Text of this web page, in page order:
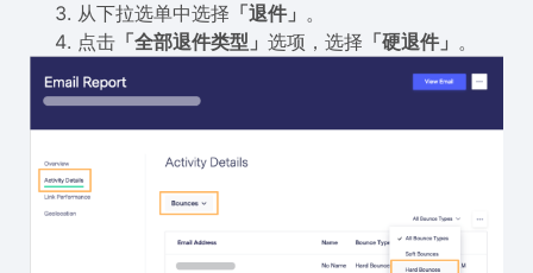
从下拉选单中选择 「退件」 。
点击 「全部退件类型」 选项，选择 「硬退件」 。